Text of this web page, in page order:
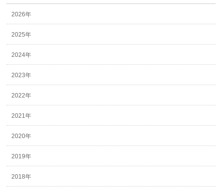
2026年
2025年
2024年
2023年
2022年
2021年
2020年
2019年
2018年